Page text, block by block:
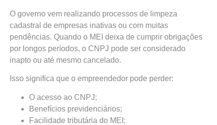
O governo vem realizando processos de limpeza
cadastral de empresas inativas ou com muitas
pendências. Quando o MEI deixa de cumprir obrigações
por longos períodos, o CNPJ pode ser considerado
inapto ou até mesmo cancelado.
Isso significa que o empreendedor pode perder:
O acesso ao CNPJ;
Benefícios previdenciários;
Facilidade tributária do MEI;